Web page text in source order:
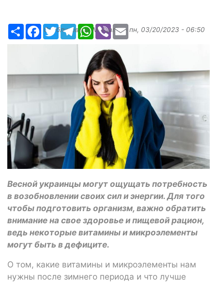
РесурсFacebook
TwitterTelegramWhatsApp
ViberEmail
ОпубликованоMargarita- пн, 03/20/2023 - 06:50
Весной украинцы могут ощущать потребность
в возобновлении своих сил и энергии. Для того
чтобы подготовить организм, важно обратить
внимание на свое здоровье и пищевой рацион,
ведь некоторые витамины и микроэлементы
могут быть в дефиците.
О том, какие витамины и микроэлементы нам
нужны после зимнего периода и что лучше